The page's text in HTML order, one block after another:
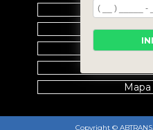
Copyright ©